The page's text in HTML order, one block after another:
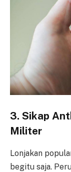
3. Sikap
Militer
Lonjakan
begitu saja.